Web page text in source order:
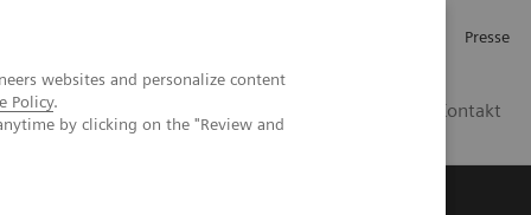
websites and personalize content
Policy.
by clicking on the "Review and
Presse
Kontakt